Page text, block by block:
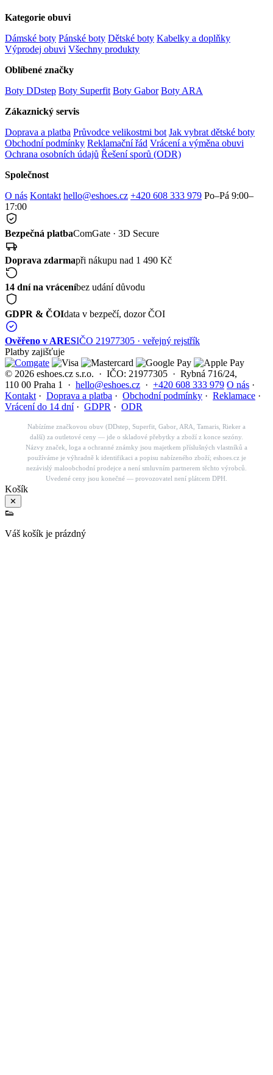
Kategorie obuvi
Dámské boty Pánské boty Dětské boty Kabelky a doplňky
Výprodej obuvi Všechny produkty
Oblíbené značky
Boty DDstep Boty Superfit Boty Gabor Boty ARA
Zákaznický servis
Doprava a platba Průvodce velikostmi bot Jak vybrat dětské boty
Obchodní podmínky Reklamační řád Vrácení a výměna obuvi
Ochrana osobních údajů Řešení sporů (ODR)
Společnost
O nás Kontakt hello@eshoes.cz +420 608 333 979 Po–Pá 9:00–
17:00
Bezpečná platbaComGate · 3D Secure
Doprava zdarmapři nákupu nad 1 490 Kč
14 dní na vráceníbez udání důvodu
GDPR & ČOIdata v bezpečí, dozor ČOI
Ověřeno v ARESIČO 21977305 · veřejný rejstřík
Platby zajišťuje
© 2026 eshoes.cz s.r.o. · IČO: 21977305 · Rybná 716/24,
110 00 Praha 1 · hello@eshoes.cz · +420 608 333 979 O nás ·
Kontakt · Doprava a platba · Obchodní podmínky · Reklamace ·
Vrácení do 14 dní· GDPR · ODR
Nabízíme značkovou obuv (DDstep, Superfit, Gabor, ARA, Tamaris, Rieker a
další) za outletové ceny — jde o skladové přebytky a zboží z konce sezóny.
Názvy značek, loga a ochranné známky jsou majetkem příslušných vlastníků a
používáme je výhradně k identifikaci a popisu nabízeného zboží; eshoes.cz je
nezávislý maloobchodní prodejce a není smluvním partnerem těchto výrobců.
Uvedené ceny jsou konečné — provozovatel není plátcem DPH.
Košík
✕
👟
Váš košík je prázdný